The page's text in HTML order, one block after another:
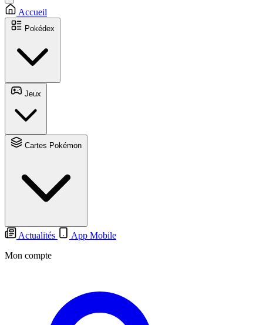
Accueil
Actualités
App Mobile
Mon compte